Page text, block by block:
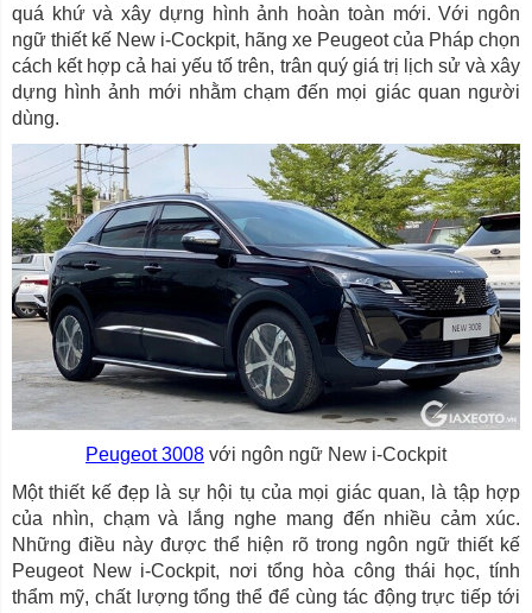
quá khứ và xây dựng hình ảnh hoàn toàn mới. Với ngôn
ngữ thiết kế New i-Cockpit, hãng xe Peugeot của Pháp chọn
cách kết hợp cả hai yếu tố trên, trân quý giá trị lịch sử và xây
dựng hình ảnh mới nhằm chạm đến mọi giác quan người
dùng.
Peugeot 3008 với ngôn ngữ New i-Cockpit
Một thiết kế đẹp là sự hội tụ của mọi giác quan, là tập hợp
của nhìn, chạm và lắng nghe mang đến nhiều cảm xúc.
Những điều này được thể hiện rõ trong ngôn ngữ thiết kế
Peugeot New i-Cockpit, nơi tổng hòa công thái học, tính
thẩm mỹ, chất lượng tổng thể để cùng tác động trực tiếp tới